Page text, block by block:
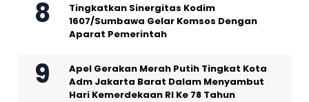
Tingkatkan Sinergitas Kodim
1607/Sumbawa Gelar Komsos Dengan
Aparat Pemerintah
Apel Gerakan Merah Putih Tingkat Kota
Adm Jakarta Barat Dalam Menyambut
Hari Kemerdekaan RI Ke 78 Tahun